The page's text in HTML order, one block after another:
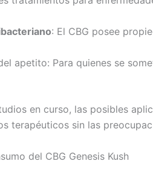
: El CBG posee
apetito: Para quienes se
en curso, las posibles
terapéuticos sin las
del CBG Genesis Kush